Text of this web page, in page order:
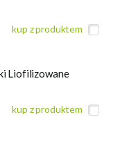
kup z produktem
Liofilizowane
kup z produktem